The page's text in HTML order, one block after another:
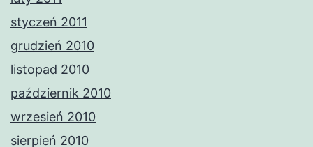
styczeń 2011
grudzień 2010
listopad 2010
październik 2010
wrzesień 2010
sierpień 2010